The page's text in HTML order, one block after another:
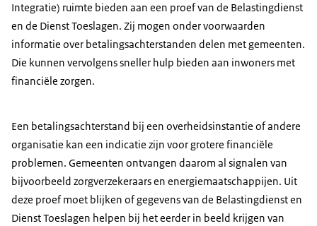
Integratie) ruimte bieden aan een proef van de Belastingdienst
en de Dienst Toeslagen. Zij mogen onder voorwaarden
informatie over betalingsachterstanden delen met gemeenten.
Die kunnen vervolgens sneller hulp bieden aan inwoners met
financiële zorgen.
Een betalingsachterstand bij een overheidsinstantie of andere
organisatie kan een indicatie zijn voor grotere financiële
problemen. Gemeenten ontvangen daarom al signalen van
bijvoorbeeld zorgverzekeraars en energiemaatschappijen. Uit
deze proef moet blijken of gegevens van de Belastingdienst en
Dienst Toeslagen helpen bij het eerder in beeld krijgen van